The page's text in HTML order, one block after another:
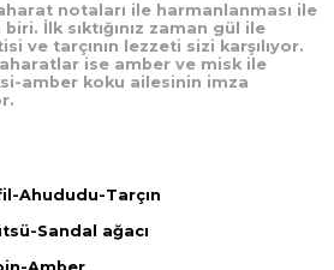
notaları ile harmanlanması ile
İlk sıktığınız zaman gül ile
ve tarçının lezzeti sizi karşılıyor.
ise amber ve misk ile
amber koku ailesinin imza
Ahududu-Tarçın
Sandal ağacı